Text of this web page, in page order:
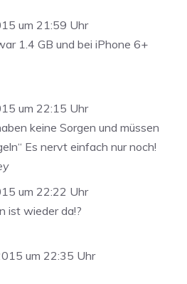
um 21:59 Uhr
1.4 GB und bei iPhone 6+
um 22:15 Uhr
keine Sorgen und müssen
Es nervt einfach nur noch!
um 22:22 Uhr
ist wieder da!?
um 22:35 Uhr